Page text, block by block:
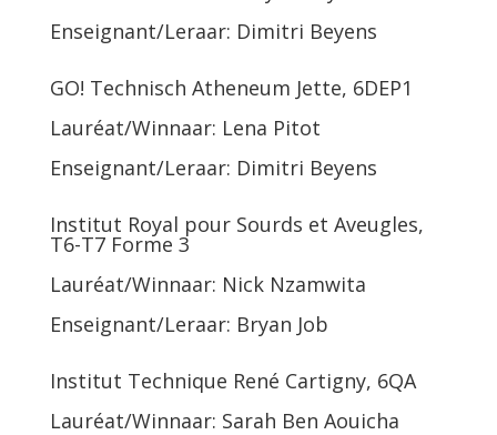
Enseignant/Leraar: Dimitri Beyens
GO! Technisch Atheneum Jette, 6DEP1
Lauréat/Winnaar: Lena Pitot
Enseignant/Leraar: Dimitri Beyens
Institut Royal pour Sourds et Aveugles,
T6-T7 Forme 3
Lauréat/Winnaar: Nick Nzamwita
Enseignant/Leraar: Bryan Job
Institut Technique René Cartigny, 6QA
Lauréat/Winnaar: Sarah Ben Aouicha